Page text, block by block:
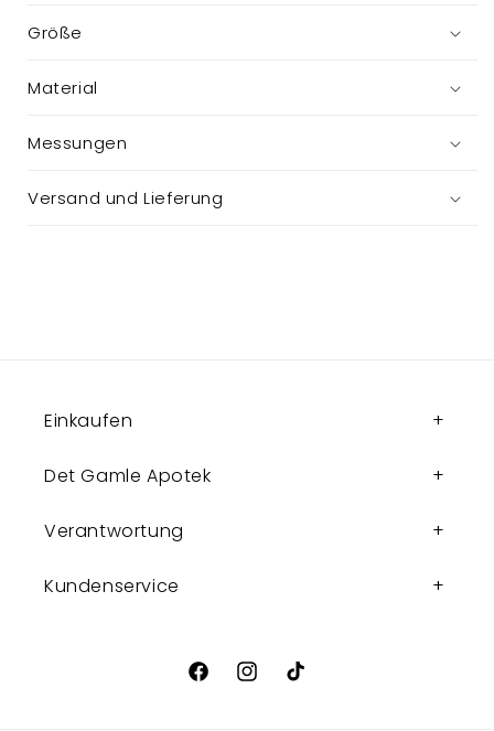
Größe
Material
Messungen
Versand und Lieferung
Einkaufen
Det Gamle Apotek
Verantwortung
Kundenservice
FacebookInstagram
TikTok